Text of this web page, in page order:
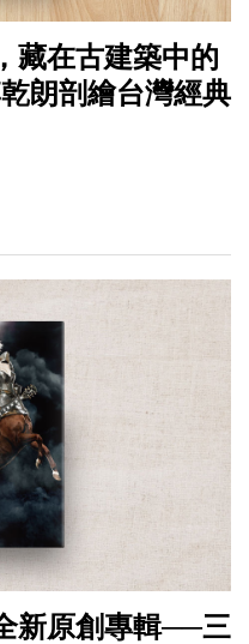
藏在古建築中的
朗剖繪台灣經典
新原創專輯──三